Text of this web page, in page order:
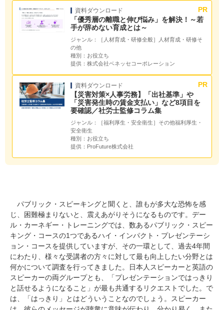
資料ダウンロード
「優秀層の離職と伸び悩み」を解決！～若
手が辞めない育成とは～
ジャンル：
［人材育成・研修全般］人材育成・研修そ
の他
種別： お役立ち
提供： 株式会社ベネッセコーポレーション
資料ダウンロード
【災害対策×人事労務】「出社基準」や
「災害発生時の賃金支払い」など8項目を
要確認／社労士監修コラム集
ジャンル：
［福利厚生・安全衛生］その他福利厚生・
安全衛生
種別： お役立ち
提供： ProFuture株式会社
パブリック・スピーキングと聞くと、誰もが多大な恐怖を感
じ、困難極まりないと、震えあがりそうになるものです。デー
ル・カーネギー・トレーニングでは、数あるパブリック・スピー
キング・コースの1つであるハイ・インパクト・プレゼンテーシ
ョン・コースを提供していますが、その一環として、過去4年間
にわたり、様々な受講者の方々に対して最も向上したい分野とは
何かについて調査を行ってきました。日本人スピーカーと英語の
スピーカーの両グループとも、「プレゼンテーションではっきり
と話せるようになること」が最も共通するリクエストでした。で
は、「はっきり」とはどういうことなのでしょう。スピーカー